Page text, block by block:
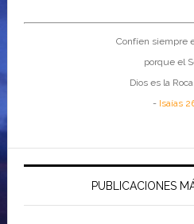
Confíen siempre
porque el
Dios es la
- Isaías
PUBLICACIONES